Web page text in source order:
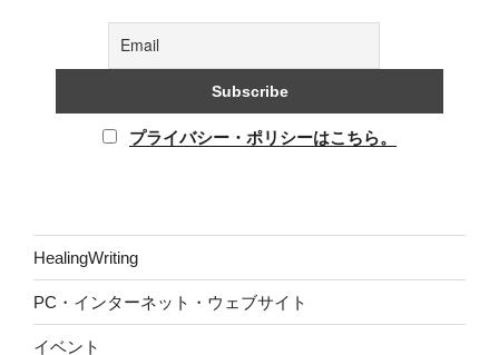
プライバシー・ポリシーはこちら。
HealingWriting
PC・インターネット・ウェブサイト
イベント